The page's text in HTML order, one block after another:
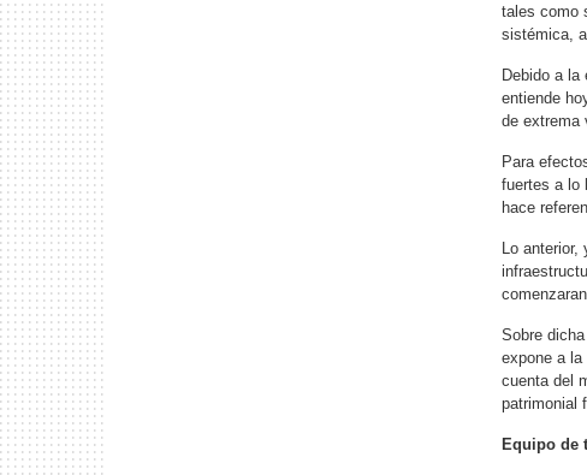
tales como
sistémica,
Debido a
entiende
de extrema
Para
fuertes a lo
hace
Lo
Sobre
expone a
cuenta del
patrimonial
Equipo de